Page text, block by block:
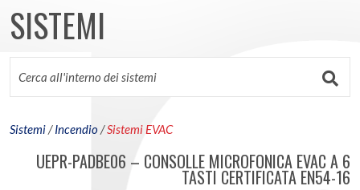
SISTEMI
Sistemi/Incendio/Sistemi EVAC
UEPR-PADBE06 – CONSOLLE MICROFONICA EVAC A 6
TASTI CERTIFICATA EN54-16